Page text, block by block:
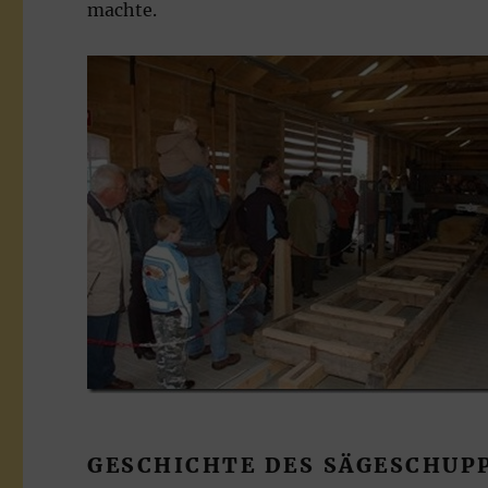
machte.
GESCHICHTE DES